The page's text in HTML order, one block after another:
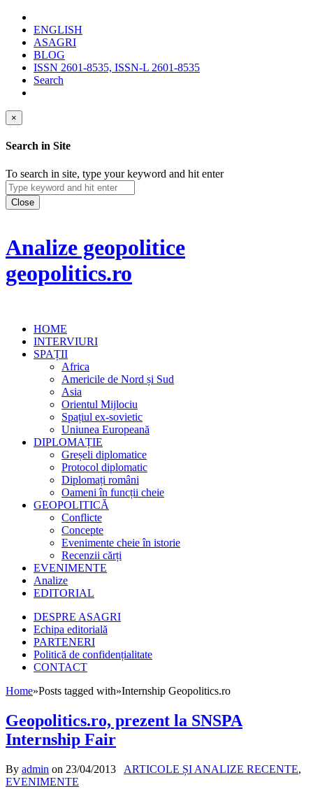
ENGLISH
ASAGRI
BLOG
ISSN 2601-8535, ISSN-L 2601-8535
Search
×
Search in Site
To search in site, type your keyword and hit enter
Close
Analize geopolitice
geopolitics.ro
HOME
INTERVIURI
SPAȚII
Africa
Americile de Nord și Sud
Asia
Orientul Mijlociu
Spațiul ex-sovietic
Uniunea Europeană
DIPLOMAȚIE
Greșeli diplomatice
Protocol diplomatic
Diplomați români
Oameni în funcții cheie
GEOPOLITICĂ
Conflicte
Concepte
Evenimente cheie în istorie
Recenzii cărți
EVENIMENTE
Analize
EDITORIAL
DESPRE ASAGRI
Echipa editorială
PARTENERI
Politică de confidențialitate
CONTACT
Home»Posts tagged with»Internship Geopolitics.ro
Geopolitics.ro, prezent la SNSPA
Internship Fair
By admin on 23/04/2013 ARTICOLE ȘI ANALIZE RECENTE,
EVENIMENTE